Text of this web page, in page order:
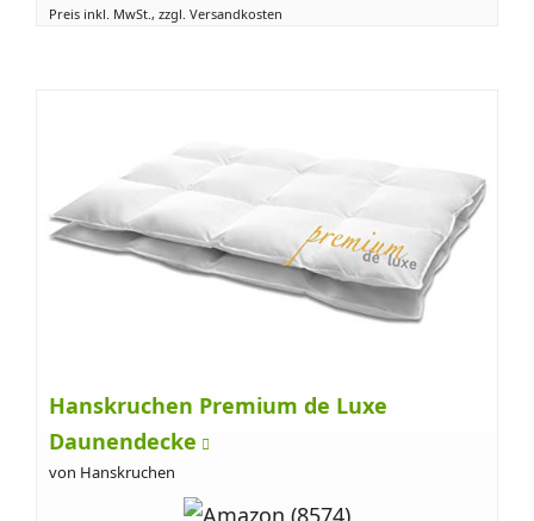
Preis inkl. MwSt., zzgl. Versandkosten
Hanskruchen Premium de Luxe
Daunendecke
von Hanskruchen